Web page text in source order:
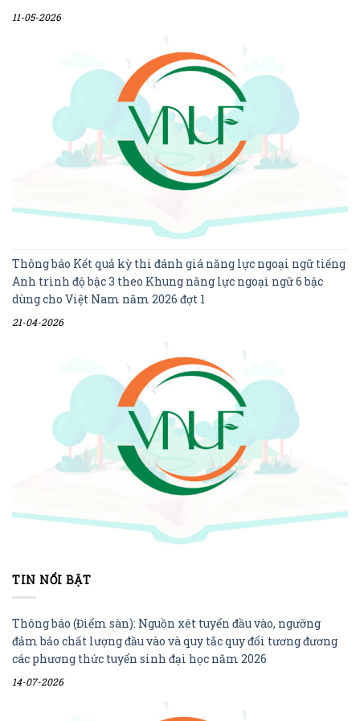
11-05-2026
Thông báo Kết quả kỳ thi đánh giá năng lực ngoại ngữ tiếng
Anh trình độ bậc 3 theo Khung năng lực ngoại ngữ 6 bậc
dùng cho Việt Nam năm 2026 đợt 1
21-04-2026
TIN NỔI BẬT
Thông báo (Điểm sàn): Nguồn xét tuyển đầu vào, ngưỡng
đảm bảo chất lượng đầu vào và quy tắc quy đổi tương đương
các phương thức tuyển sinh đại học năm 2026
14-07-2026